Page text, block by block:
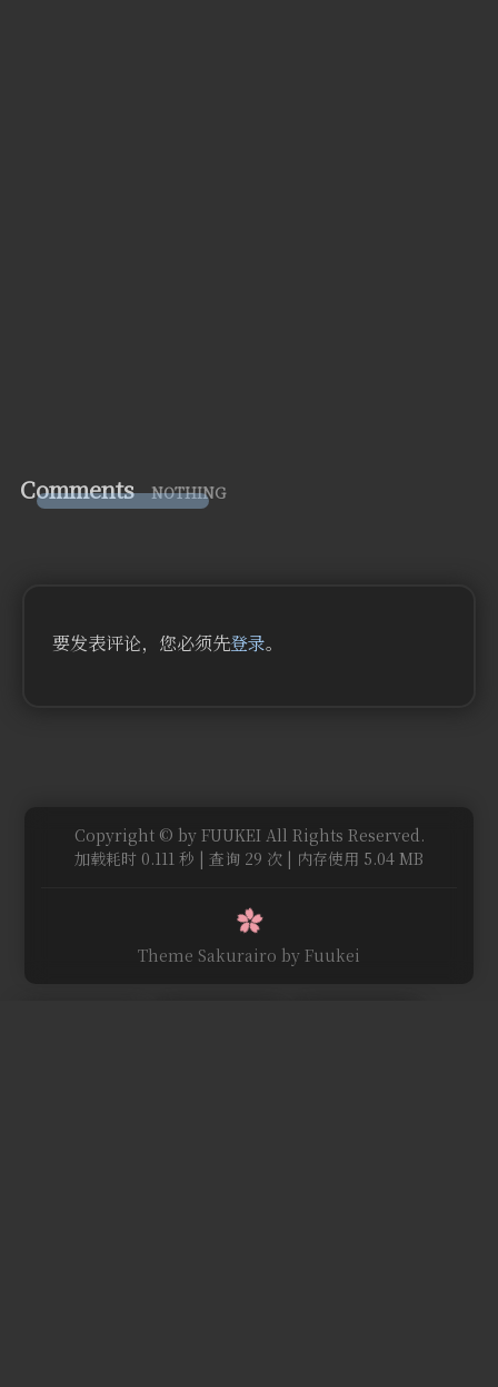
Comments NOTHING
要发表评论，您必须先登录。
Copyright © by FUUKEI All Rights Reserved.
加载耗时 0.111 秒 | 查询 29 次 | 内存使用 5.04 MB
Theme Sakurairo by Fuukei